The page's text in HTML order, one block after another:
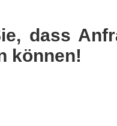
dass
können!